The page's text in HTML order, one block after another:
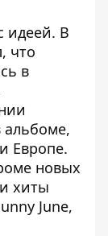
идеей. В
что
в
Европе.
новых
хиты
June,